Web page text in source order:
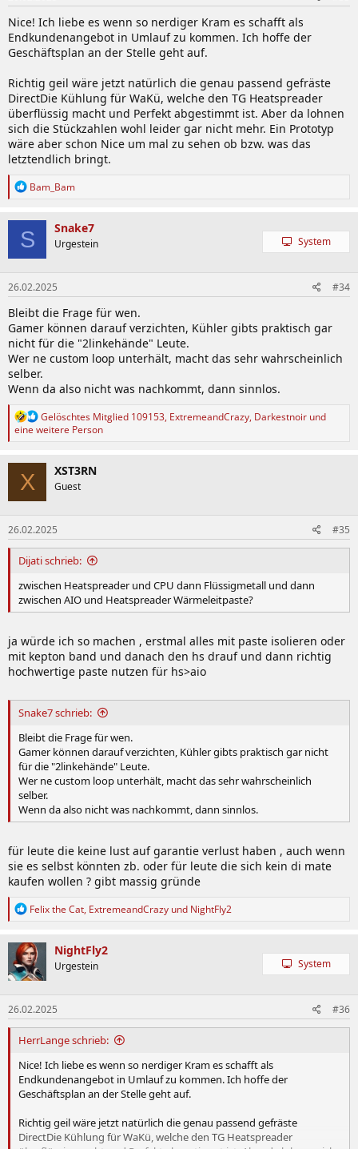
Nice! Ich liebe es wenn so nerdiger Kram es schafft als
Endkundenangebot in Umlauf zu kommen. Ich hoffe der
Geschäftsplan an der Stelle geht auf.
Richtig geil wäre jetzt natürlich die genau passend gefräste
DirectDie Kühlung für WaKü, welche den TG Heatspreader
überflüssig macht und Perfekt abgestimmt ist. Aber da lohnen
sich die Stückzahlen wohl leider gar nicht mehr. Ein Prototyp
wäre aber schon Nice um mal zu sehen ob bzw. was das
letztendlich bringt.
R
k
t
i
o
n
e
n
:
Bam_Bam
S Snake7
Urgestein System
26.02.2025 #34
Bleibt die Frage für wen.
Gamer können darauf verzichten, Kühler gibts praktisch gar
nicht für die "2linkehände" Leute.
Wer ne custom loop unterhält, macht das sehr wahrscheinlich
selber.
Wenn da also nicht was nachkommt, dann sinnlos.
R
e
t
n
e
n
:
Gelöschtes Mitglied 109153, ExtremeandCrazy, Darkestnoir und
eine weitere Person
X XST3RN
Guest
26.02.2025 #35
Dijati schrieb:
zwischen Heatspreader und CPU dann Flüssigmetall und dann
zwischen AIO und Heatspreader Wärmeleitpaste?
ja würde ich so machen , erstmal alles mit paste isolieren oder
mit kepton band und danach den hs drauf und dann richtig
hochwertige paste nutzen für hs>aio
Snake7 schrieb:
Bleibt die Frage für wen.
Gamer können darauf verzichten, Kühler gibts praktisch gar nicht
für die "2linkehände" Leute.
Wer ne custom loop unterhält, macht das sehr wahrscheinlich
selber.
Wenn da also nicht was nachkommt, dann sinnlos.
für leute die keine lust auf garantie verlust haben , auch wenn
sie es selbst könnten zb. oder für leute die sich kein di mate
kaufen wollen ? gibt massig gründe
R
k
t
i
o
n
e
n
:
Felix the Cat, ExtremeandCrazy und NightFly2
NightFly2
Urgestein System
26.02.2025 #36
HerrLange schrieb:
Nice! Ich liebe es wenn so nerdiger Kram es schafft als
Endkundenangebot in Umlauf zu kommen. Ich hoffe der
Geschäftsplan an der Stelle geht auf.
Richtig geil wäre jetzt natürlich die genau passend gefräste
DirectDie Kühlung für WaKü, welche den TG Heatspreader